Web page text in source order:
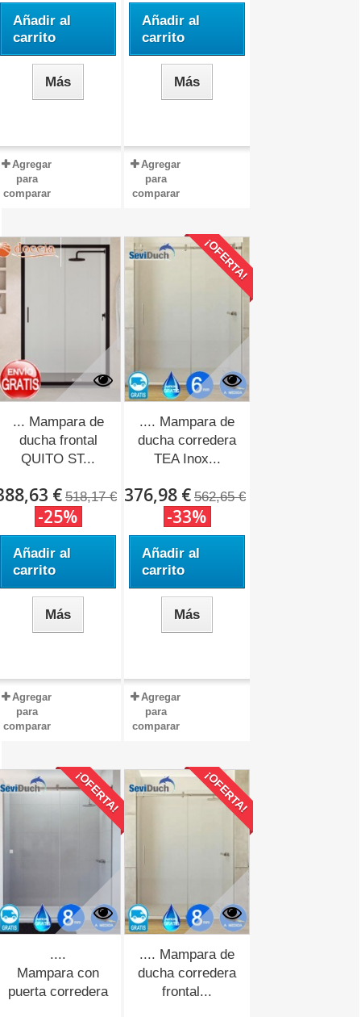
Añadir al
carrito
Más
Agregar
para
comparar
Añadir al
carrito
Más
Agregar
para
comparar
... Mampara de
ducha frontal
QUITO ST...
€ 518,17 €
-25%
Añadir al
carrito
Más
Agregar
para
comparar
¡OFERTA!
.... Mampara de
ducha corredera
TEA Inox...
376,98 € 562,65 €
-33%
Añadir al
carrito
Más
Agregar
para
comparar
¡OFERTA!
....
Mampara con
puerta corredera
¡OFERTA!
.... Mampara de
ducha corredera
frontal...